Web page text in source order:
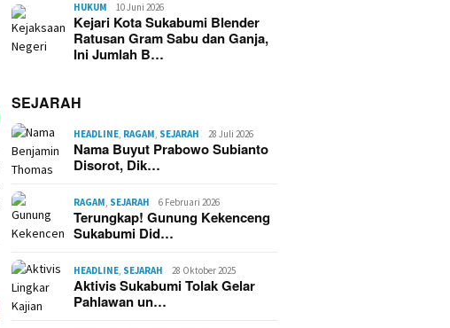
HUKUM 10 Juni 2026
Kejari Kota Sukabumi Blender
Ratusan Gram Sabu dan Ganja,
Ini Jumlah B…
SEJARAH
HEADLINE, RAGAM, SEJARAH 28 Juli 2026
Nama Buyut Prabowo Subianto
Disorot, Dik…
RAGAM, SEJARAH 6 Februari 2026
Terungkap! Gunung Kekenceng
Sukabumi Did…
HEADLINE, SEJARAH 28 Oktober 2025
Aktivis Sukabumi Tolak Gelar
Pahlawan un…